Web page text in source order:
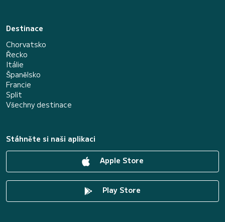
Destinace
Chorvatsko
Řecko
Itálie
Španělsko
Francie
Split
Všechny destinace
Stáhněte si naši aplikaci
Apple Store
Play Store